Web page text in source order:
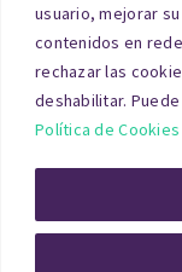
usuario, mejorar
contenidos en
rechazar las
deshabilitar.
Política de Cookies